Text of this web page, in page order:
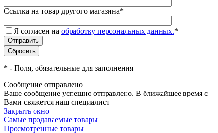
Ссылка на товар другого магазина*
Я согласен на обработку персональных данных.*
* - Поля, обязательные для заполнения
Сообщение отправлено
Ваше сообщение успешно отправлено. В ближайшее время с
Вами свяжется наш специалист
Закрыть окно
Самые продаваемые товары
Просмотренные товары